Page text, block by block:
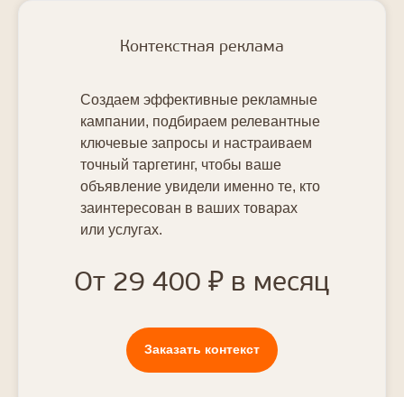
Контекстная реклама
Создаем эффективные рекламные
кампании, подбираем релевантные
ключевые запросы и настраиваем
точный таргетинг, чтобы ваше
объявление увидели именно те, кто
заинтересован в ваших товарах
или услугах.
От 29 400 ₽ в месяц
Заказать контекст